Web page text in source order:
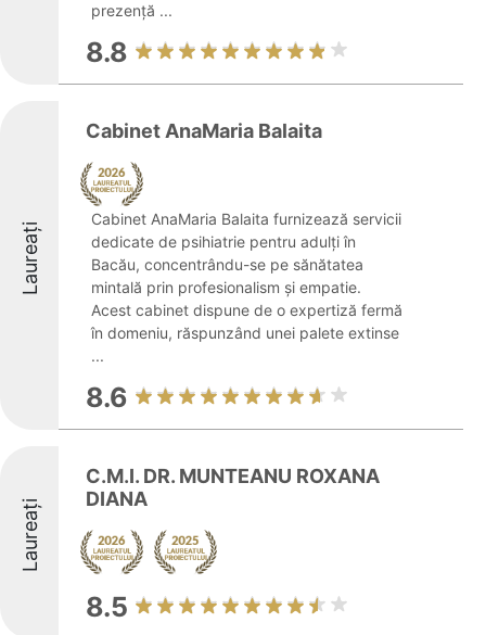
prezență ...
8.8
Laureați
Cabinet AnaMaria Balaita
Cabinet AnaMaria Balaita furnizează servicii
dedicate de psihiatrie pentru adulți în
Bacău, concentrându-se pe sănătatea
mintală prin profesionalism și empatie.
Acest cabinet dispune de o expertiză fermă
în domeniu, răspunzând unei palete extinse
...
8.6
Laureați
C.M.I. DR. MUNTEANU ROXANA
DIANA
8.5